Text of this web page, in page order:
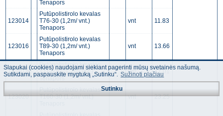
Tenapors
123014
Putūpolistirolo kevalas
T76-30 (1,2m/ vnt.)
Tenapors
vnt 11.83
123016
Putūpolistirolo kevalas
T89-30 (1,2m/ vnt.)
Tenapors
vnt 13.66
123018
Putūpolistirolo kevalas
T114-30 (1,2m/ vnt.)
Tenapors
vnt 17.01
123020
Putūpolistirolo kevalas
T160-30 (1,2m/ vnt.)
vnt 23.25
Slapukai (cookies) naudojami siekiant pagerinti mūsų svetainės našumą.
Sutikdami, paspauskite mygtuką „Sutinku“. Sužinoti plačiau
Sutinku